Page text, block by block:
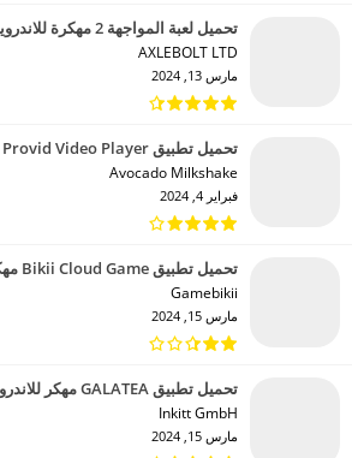
تحميل لعبة المواجهة 2 مهكرة للاندرويد 2024
AXLEBOLT LTD‏
مارس 13, 2024
تحميل تطبيق Provid Video Player مهكر للاندرويد 2024
Avocado Milkshake‏
فبراير 4, 2024
تحميل تطبيق Bikii Cloud Game مهكر للاندرويد 2024
Gamebikii‏
مارس 15, 2024
تحميل تطبيق GALATEA مهكر للاندرويد 2024
Inkitt GmbH‏
مارس 15, 2024